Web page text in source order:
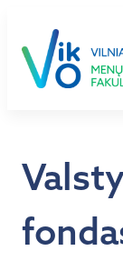
turinio